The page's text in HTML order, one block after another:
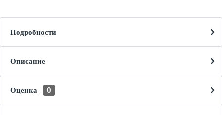
Подробности
Описание
Оценка 0